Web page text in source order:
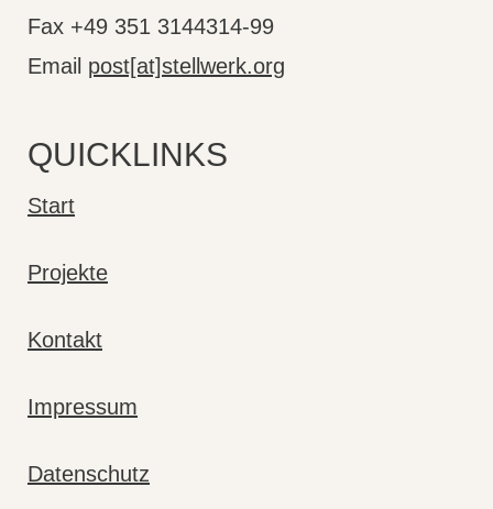
Fax +49 351 3144314-99
Email post[at]stellwerk.org
QUICKLINKS
Start
Projekte
Kontakt
Impressum
Datenschutz